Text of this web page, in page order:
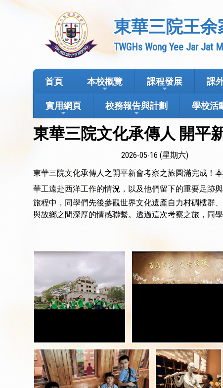
東華三院王
TWGHs Wong Yee Jar Jat
首頁 本校概覽 課程發展 課
實用網頁 校務報告與計劃 學校活
東華三院文化承傳人 開平
2026-05-16 (星期六)
東華三院文化承傳人之開平新會考察之旅圓滿完成！
華工遠赴西洋工作的情況，以及他們留下的重要足跡
旅程中，同學們先後參觀世界文化遺產自力村碉樓群
與故鄉之間深厚的情感聯繫。透過這次考察之旅，同